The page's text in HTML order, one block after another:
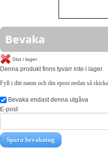
Bevaka
Slut i lager.
Denna produkt finns tyvärr inte i lager.
Fyll i ditt namn och din epost nedan så
Bevaka endast denna utgåva
E-post
Spara bevakning